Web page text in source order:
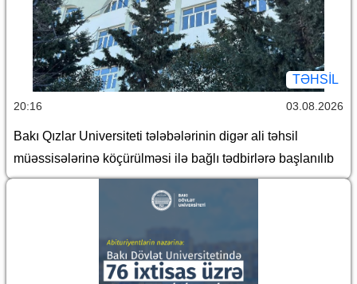
TƏHSIL
20:16 03.08.2026
Bakı Qızlar Universiteti tələbələrinin digər ali təhsil
müəssisələrinə köçürülməsi ilə bağlı tədbirlərə başlanılıb